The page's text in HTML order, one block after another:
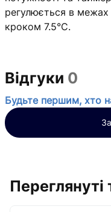
регулюється в межах
кроком 7.5°C.
Відгуки 0
Будьте першим, хто
Переглянуті